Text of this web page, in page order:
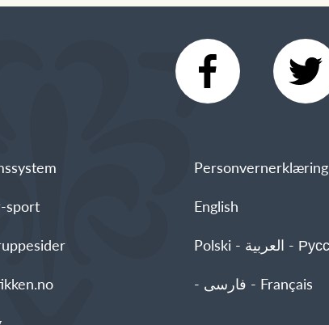
sport
Personvernerklæring
English
Polski - العربية - Русский
- فارسی - Français